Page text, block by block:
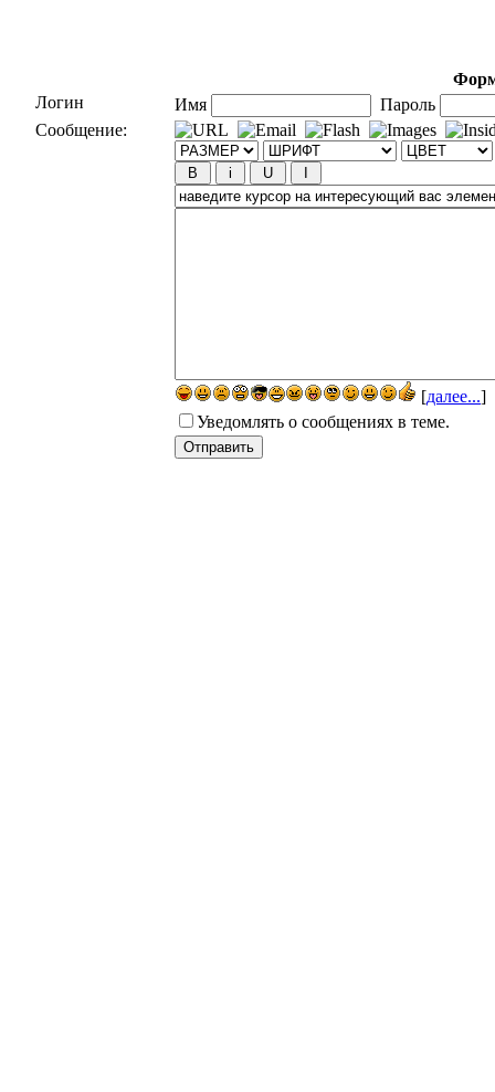
Логин
Имя
Пароль
Сообщение:
[далее...]
Уведомлять о сообщениях в теме.